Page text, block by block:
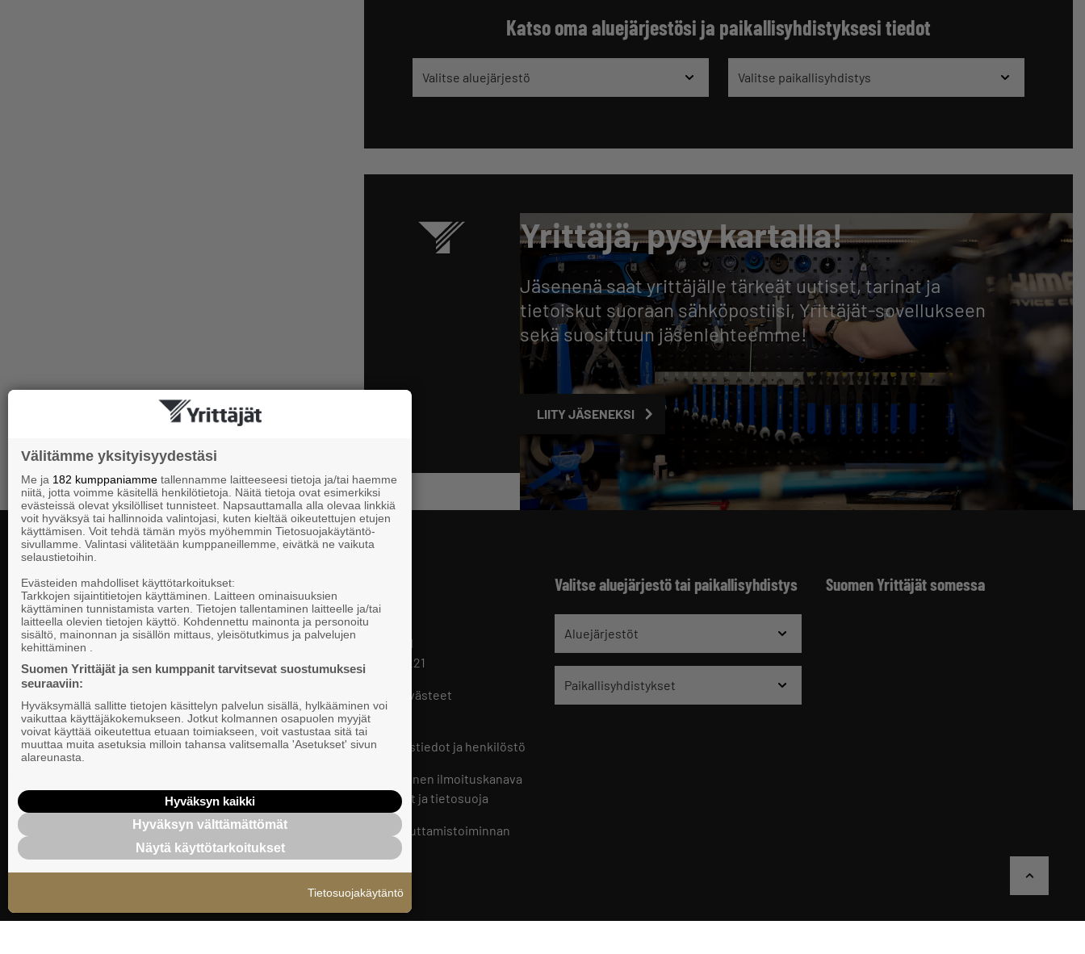
Katso oma aluejärjestösi ja paikallisyhdistyksesi tiedot
Valitse aluejärjestö Valitse paikallisyhdistys
Yrittäjä, pysy kartalla!
Jäsenenä saat yrittäjälle tärkeät uutiset, tarinat ja
tietoiskut suoraan sähköpostiisi, Yrittäjät-sovellukseen
sekä suosittuun jäsenlehteemme!
LIITY JÄSENEKSI
Valtakunnallista, alueellista ja paikallista
vaikuttamista pk-yrittäjien puolesta.
Suomen Yrittäjät
PL 999, 00101 HELSINKI
Puhelinvaihde 09 229 221
Tietosuojaseloste ja evästeet
Evästeasetukset
Keskusjärjestön yhteystiedot ja henkilöstö
Suomen Yrittäjien sisäinen ilmoituskanava
Ilmoituskanavan ohjeet ja tietosuoja
Suomen Yrittäjien vaikuttamistoiminnan
tietosuojaseloste
Valitse aluejärjestö tai paikallisyhdistys
Aluejärjestöt
Paikallisyhdistykset
Suomen Yrittäjät somessa
Välitämme yksityisyydestäsi
Me ja 182 kumppaniamme tallennamme laitteeseesi tietoja ja/tai haemme
niitä, jotta voimme käsitellä henkilötietoja. Näitä tietoja ovat esimerkiksi
evästeissä olevat yksilölliset tunnisteet. Napsauttamalla alla olevaa linkkiä
voit hyväksyä tai hallinnoida valintojasi, kuten kieltää oikeutettujen etujen
käyttämisen. Voit tehdä tämän myös myöhemmin Tietosuojakäytäntö-
sivullamme. Valintasi välitetään kumppaneillemme, eivätkä ne vaikuta
selaustietoihin.
Evästeiden mahdolliset käyttötarkoitukset:
Tarkkojen sijaintitietojen käyttäminen. Laitteen ominaisuuksien
käyttäminen tunnistamista varten. Tietojen tallentaminen laitteelle ja/tai
laitteella olevien tietojen käyttö. Kohdennettu mainonta ja personoitu
sisältö, mainonnan ja sisällön mittaus, yleisötutkimus ja palvelujen
kehittäminen .
Suomen Yrittäjät ja sen kumppanit tarvitsevat suostumuksesi
seuraaviin:
Hyväksymällä sallitte tietojen käsittelyn palvelun sisällä, hylkääminen voi
vaikuttaa käyttäjäkokemukseen. Jotkut kolmannen osapuolen myyjät
voivat käyttää oikeutettua etuaan toimiakseen, voit vastustaa sitä tai
muuttaa muita asetuksia milloin tahansa valitsemalla 'Asetukset' sivun
alareunasta.
Hyväksyn kaikki
Hyväksyn välttämättömät
Näytä käyttötarkoitukset
Tietosuojakäytäntö